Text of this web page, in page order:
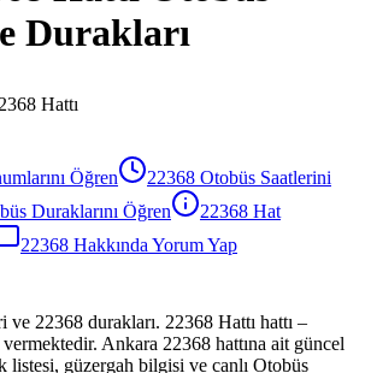
Durakları
Hattı
Öğren 22368 Otobüs Saatlerini
Duraklarını Öğren 22368 Hat
22368 Hakkında Yorum Yap
ve 22368 durakları. 22368 Hattı hattı –
vermektedir. Ankara 22368 hattına ait güncel
listesi, güzergah bilgisi ve canlı Otobüs